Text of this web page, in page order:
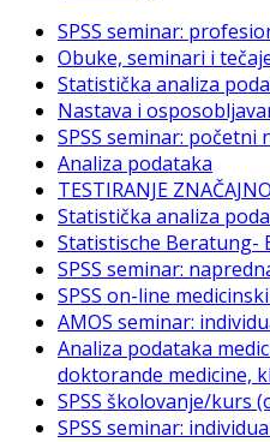
SPSS seminar:
Obuke, seminari i
Statistička analiza
Nastava i
SPSS seminar: početni
Analiza podataka
TESTIRANJE
Statistička analiza
Statistische Beratung-
SPSS seminar:
SPSS on-line
AMOS seminar:
Analiza podataka
doktorande medicine,
SPSS školovanje/kurs
SPSS seminar: